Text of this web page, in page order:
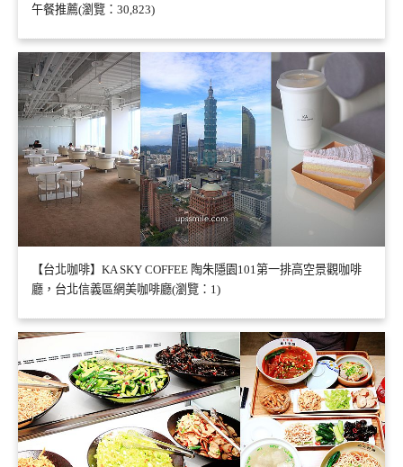
午餐推薦(瀏覽：30,823)
【台北咖啡】KA SKY COFFEE 陶朱隱園101第一排高空景觀咖啡
廳，台北信義區網美咖啡廳(瀏覽：1)